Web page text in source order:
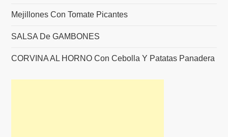
Mejillones Con Tomate Picantes
SALSA De GAMBONES
CORVINA AL HORNO Con Cebolla Y Patatas Panadera